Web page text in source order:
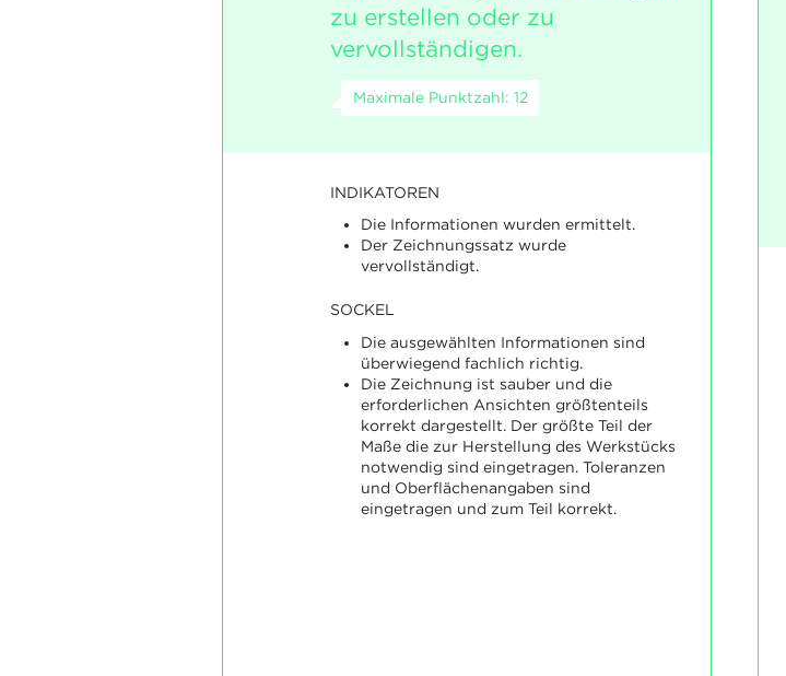
zu erstellen oder zu
vervollständigen.
Maximale Punktzahl: 12
INDIKATOREN
Die Informationen wurden ermittelt.
Der Zeichnungssatz wurde
vervollständigt.
SOCKEL
Die ausgewählten Informationen sind
überwiegend fachlich richtig.
Die Zeichnung ist sauber und die
erforderlichen Ansichten größtenteils
korrekt dargestellt. Der größte Teil der
Maße die zur Herstellung des Werkstücks
notwendig sind eingetragen. Toleranzen
und Oberflächenangaben sind
eingetragen und zum Teil korrekt.